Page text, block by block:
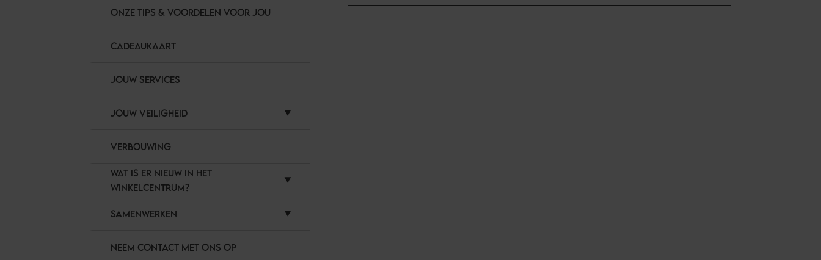
ONZE TIPS & VOORDELEN VOOR JOU
CADEAUKAART
JOUW SERVICES
JOUW VEILIGHEID
VERBOUWING
WAT IS ER NIEUW IN HET
WINKELCENTRUM?
SAMENWERKEN
NEEM CONTACT MET ONS OP